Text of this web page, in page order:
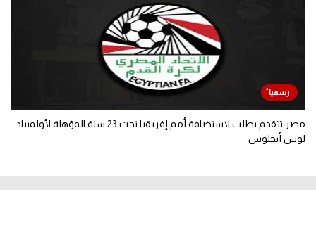
مصر تتقدم بطلب لاستضافة أمم إفريقيا تحت 23 سنة المؤهلة لأولمبياد
لوس أنجلوس